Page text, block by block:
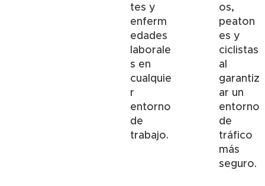
tes y
enferm
edades
laborale
s en
cualquie
r
entorno
de
trabajo.
os,
peaton
es y
ciclistas
al
garantiz
ar un
entorno
de
tráfico
más
seguro.